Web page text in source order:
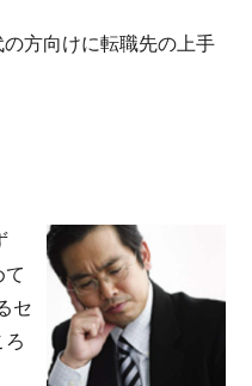
方向けに転職先の上手
て
セ
ろ